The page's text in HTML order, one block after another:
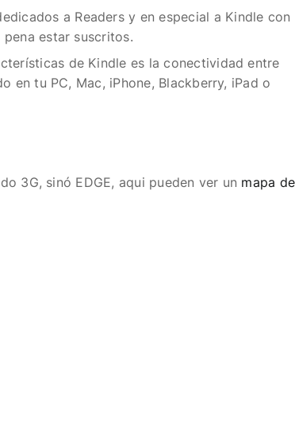
a Readers y en especial a Kindle con
estar suscritos.
de Kindle es la conectividad entre
en tu PC, Mac, iPhone, Blackberry, iPad o
3G, sinó EDGE, aqui pueden ver un mapa de